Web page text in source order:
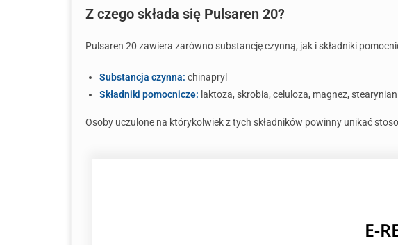
Z czego składa się Pulsaren 20?
Pulsaren 20 zawiera zarówno substancję czynną, jak i składniki
Substancja czynna: chinapryl
Składniki pomocnicze: laktoza, skrobia, celuloza, magnez, stearynian
Osoby uczulone na którykolwiek z tych składników powinny unikać
E-